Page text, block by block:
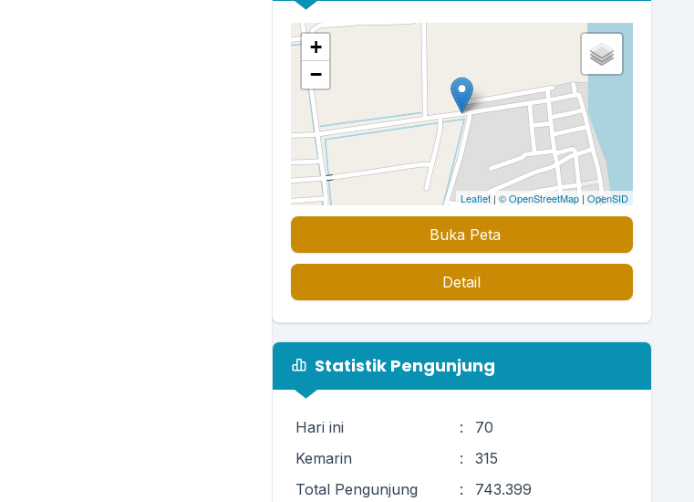
+
−
Leaflet| © OpenStreetMap| OpenSID
Buka Peta
Detail
Statistik Pengunjung
Hari ini :
70
Kemarin
:
315
Total Pengunjung
:
743.399